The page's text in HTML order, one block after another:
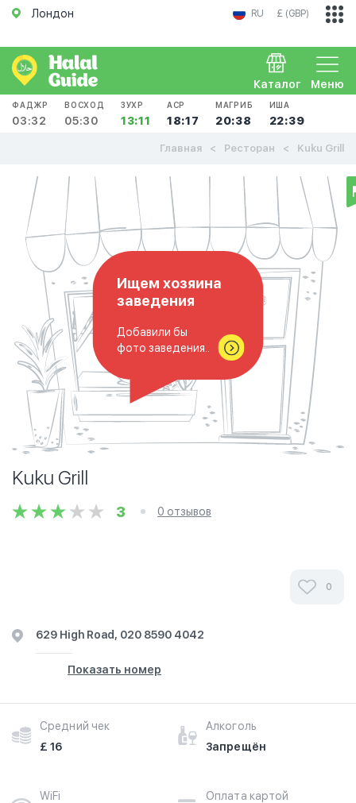
Лондон RU £ (GBP)
Меню
Каталог
ФАДЖР
03:32
ВОСХОД
05:30
ЗУХР
13:11
АСР
18:17
МАГРИБ
20:38
ИША
22:39
Главная Ресторан Kuku Grill
Ищем хозяина
заведения
Добавили бы
фото заведения..
Kuku Grill
3 0 отзывов
0
629 High Road, 020 8590 4042
Показать номер
Средний чек
£ 16
Алкоголь
Запрещён
WiFi
Оплата картой